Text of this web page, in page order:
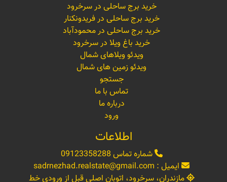
خرید برج ساحلی در سرخرود
خرید برج ساحلی در فریدونکنار
خرید برج ساحلی در محمودآباد
خرید باغ ویلا در سرخرود
ویدئو ویلاهای شمال
ویدئو زمین های شمال
جستجو
تماس با ما
درباره ما
ورود
اطلاعات
شماره تماس 09123358288
ایمیل : sadrnezhad.realstate@gmail.com
مازندران، سرخرود، اتوبان اصلی قبل از ورودی خط